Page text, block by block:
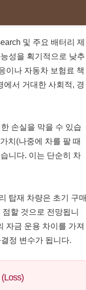
및 주요 배터리 제
성을 획기적으로 낮추
이나 자동차 보험료 책
에서 거대한 사회적, 경
손실을 막을 수 있습
치(나중에 차를 팔 때
니다. 이는 단순히 차
탑재 차량은 초기 구매
할 것으로 전망됩니
자금 운용 차이를 가져
정 변수가 됩니다.